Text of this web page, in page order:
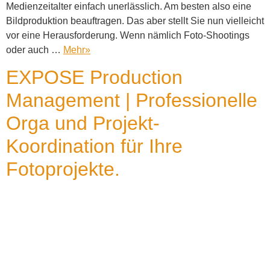
Medienzeitalter einfach unerlässlich. Am besten also eine
Bildproduktion beauftragen. Das aber stellt Sie nun vielleicht
vor eine Herausforderung. Wenn nämlich Foto-Shootings
oder auch … Mehr»
EXPOSE Production
Management | Professionelle
Orga und Projekt-
Koordination für Ihre
Fotoprojekte.